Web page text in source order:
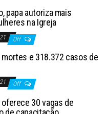
papa autoriza mais
na Igreja
Off
mortes e 318.372 casos de
Off
oferece 30 vagas de